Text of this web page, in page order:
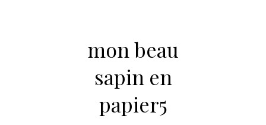
mon beau
sapin en
papier5